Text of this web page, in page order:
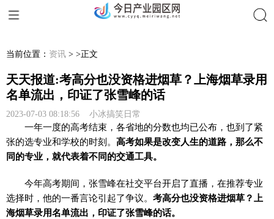
当前位置： 资讯 > >正文
天天报道:考高分也没资格进烟草？上海烟草录用
名单流出，印证了张雪峰的话
2023-07-03 08:18:56 小冰搞笑日常
一年一度的高考结束，各省地的分数也均已公布，也到了紧
张的选专业和学校的时刻。 高考如果是改变人生的道路，那么不
同的专业，就代表着不同的交通工具。
今年高考期间，张雪峰在社交平台开启了直播，在推荐专业
选择时，他的一番言论引起了争议。 考高分也没资格进烟草？上
海烟草录用名单流出，印证了张雪峰的话。